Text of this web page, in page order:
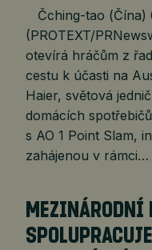
Čching-tao (Čína)
(PROTEXT/
otevírá hráčům z
cestu k účasti na
Haier, světová
domácích
s AO 1 Point Slam,
zahájenou v rámci…